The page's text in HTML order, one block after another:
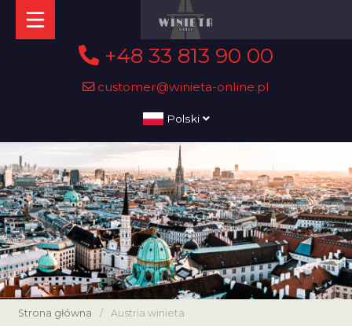
+48 33 813 90 00
customer@winieta-online.pl
Polski
Strona główna / Austria winieta